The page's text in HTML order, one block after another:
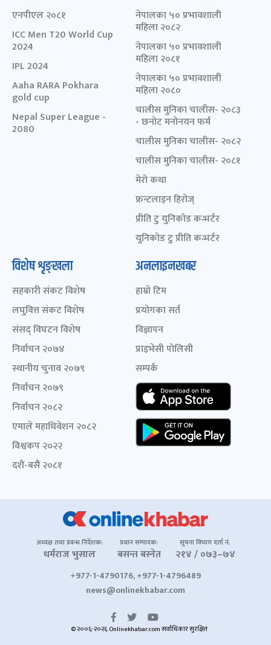
एनपीएल २०८१
ICC Men T20 World Cup
2024
IPL 2024
Aaha RARA Pokhara
gold cup
Nepal Super League -
2080
नेपालका ५० प्रभावशाली
महिला २०८२
नेपालका ५० प्रभावशाली
महिला २०८१
नेपालका ५० प्रभावशाली
महिला २०८०
चालीस मुनिका चालीस- २०८३
- छनोट मनोनयन फर्म
चालीस मुनिका चालीस- २०८२
चालीस मुनिका चालीस- २०८१
मेरो कथा
फ्रन्टलाइन हिरोज्
प्रीति टु युनिकोड कन्भर्टर
युनिकोड टु प्रीति कन्भर्टर
विशेष शृङ्खला
सहकारी संकट विशेष
लघुवित्त संकट विशेष
संसद् विघटन विशेष
निर्वाचन २०७४
स्थानीय चुनाव २०७९
निर्वाचन २०७९
निर्वाचन २०८२
एमाले महाधिवेशन २०८२
विश्वकप २०२२
दशैं-बसैं २०८१
अनलाइनखबर
हाम्रो टिम
प्रयोगका सर्त
विज्ञापन
प्राइभेसी पोलिसी
सम्पर्क
अध्यक्ष तथा प्रबन्ध निर्देशक:
धर्मराज भुसाल
प्रधान सम्पादक:
बसन्त बस्नेत
सूचना विभाग दर्ता नं.
२१४ / ०७३–७४
+977-1-4790176, +977-1-4796489
news@onlinekhabar.com
© २००६-२०२६ Onlinekhabar.com सर्वाधिकार सुरक्षित